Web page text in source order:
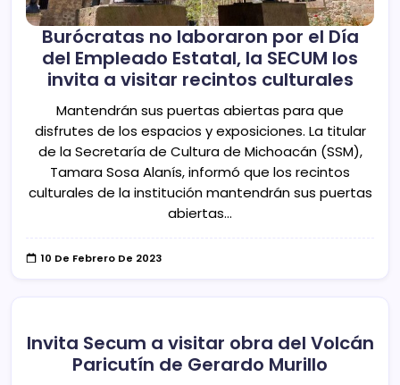
Burócratas no laboraron por el Día
del Empleado Estatal, la SECUM los
invita a visitar recintos culturales
Mantendrán sus puertas abiertas para que
disfrutes de los espacios y exposiciones. La titular
de la Secretaría de Cultura de Michoacán (SSM),
Tamara Sosa Alanís, informó que los recintos
culturales de la institución mantendrán sus puertas
abiertas…
10 De Febrero De 2023
Invita Secum a visitar obra del Volcán
Paricutín de Gerardo Murillo